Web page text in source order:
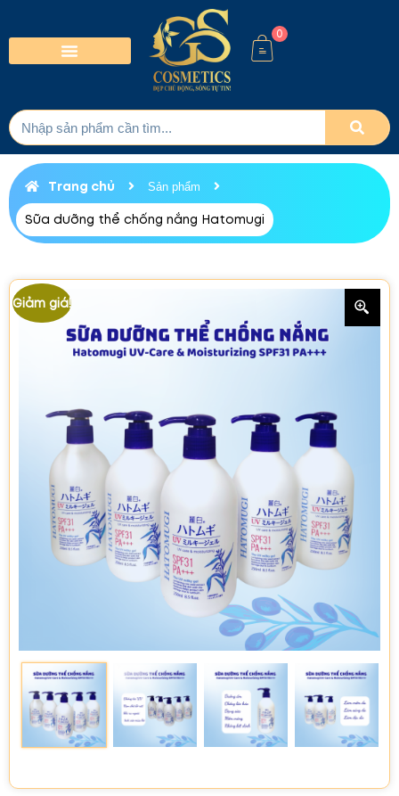
0
Trang chủ Sản phẩm
Sữa dưỡng thể chống nắng Hatomugi
Giảm giá!